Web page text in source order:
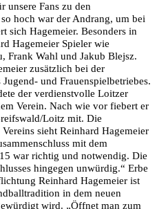
unsere Fans zu den
hoch war der Andrang, um bei
sich Hagemeier. Besonders in
Hagemeier Spieler wie
Frank Wahl und Jakub Blejsz.
zusätzlich bei der
und Frauenspielbetriebes.
der verdienstvolle Loitzer
Verein. Nach wie vor fiebert er
Loitz mit. Die
sieht Reinhard Hagemeier
mit dem
war richtig und notwendig. Die
hingegen unwürdig.“ Erbe
Reinhard Hagemeier ist
in dem neuen
wird. „Öffnet man zum